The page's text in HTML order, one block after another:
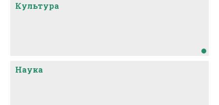
Культура
Наука